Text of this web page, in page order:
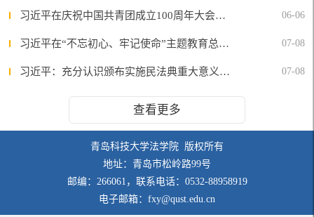
习近平在庆祝中国共青团成立100周年大会上的重要讲话 06-06
习近平在“不忘初心、牢记使命”主题教育总结大会上的讲话 07-08
习近平：充分认识颁布实施民法典重大意义依法更好保障人民合法权益 07-08
查看更多
青岛科技大学法学院 版权所有
地址：青岛市松岭路99号
邮编：266061，联系电话：0532-88958919
电子邮箱：fxy@qust.edu.cn